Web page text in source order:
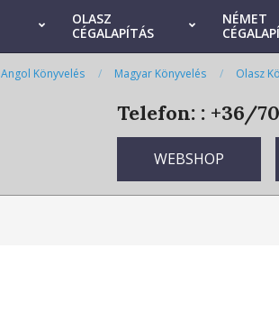
OLASZ
CÉGALAPÍTÁS
NÉMET
Angol Könyvelés Magyar Könyvelés Olasz
Telefon: : +36/
WEBSHOP